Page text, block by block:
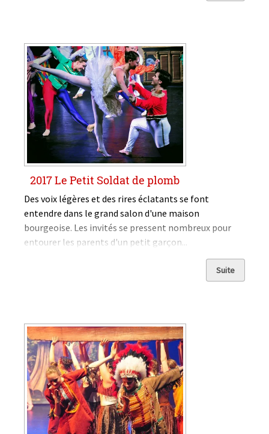
2017 Le Petit Soldat de plomb
Des voix légères et des rires éclatants se font
entendre dans le grand salon d'une maison
bourgeoise. Les invités se pressent nombreux pour
entourer les parents d'un petit garçon...
Suite